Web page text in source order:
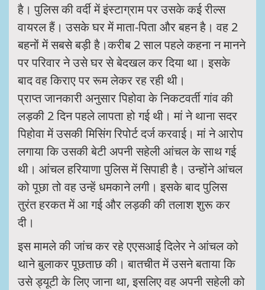
है। पुलिस की वर्दी में इंस्टाग्राम पर उसके कई रील्स
वायरल हैं। उसके घर में माता-पिता और बहन है। वह 2
बहनों में सबसे बड़ी है।करीब 2 साल पहले कहना न मानने
पर परिवार ने उसे घर से बेदखल कर दिया था। इसके
बाद वह किराए पर रूम लेकर रह रही थी।
प्राप्त जानकारी अनुसार पिहोवा के निकटवर्ती गांव की
लड़की 2 दिन पहले लापता हो गई थी। मां ने थाना सदर
पिहोवा में उसकी मिसिंग रिपोर्ट दर्ज करवाई। मां ने आरोप
लगाया कि उसकी बेटी अपनी सहेली आंचल के साथ गई
थी। आंचल हरियाणा पुलिस में सिपाही है। उन्होंने आंचल
को पूछा तो वह उन्हें धमकाने लगी। इसके बाद पुलिस
तुरंत हरकत में आ गई और लड़की की तलाश शुरू कर
दी।
इस मामले की जांच कर रहे एएसआई दिलेर ने आंचल को
थाने बुलाकर पूछताछ की। बातचीत में उसने बताया कि
उसे ड्यूटी के लिए जाना था, इसलिए वह अपनी सहेली को